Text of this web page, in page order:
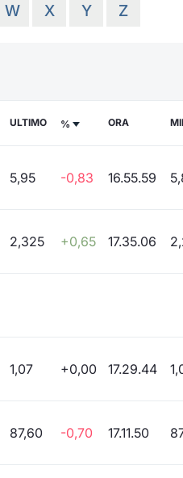
W X Y Z
ULTIMO % ORA
5,95 -0,83 16.55.59
2,325 +0,65 17.35.06
1,07 +0,00 17.29.44
87,60 -0,70 17.11.50